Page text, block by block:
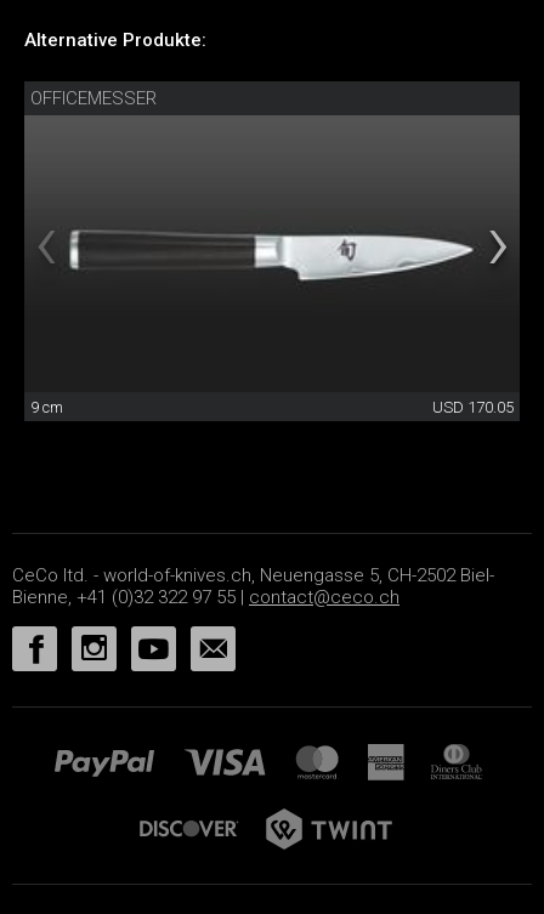
Alternative Produkte:
OFFICEMESSER
9 cm USD 170.05
CeCo ltd. - world-of-knives.ch, Neuengasse 5, CH-2502 Biel-
Bienne, +41 (0)32 322 97 55 | contact@ceco.ch